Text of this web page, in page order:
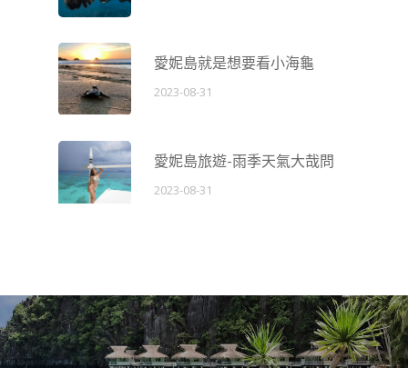
愛妮島就是想要看小海龜
2023-08-31
愛妮島旅遊-雨季天氣大哉問
2023-08-31